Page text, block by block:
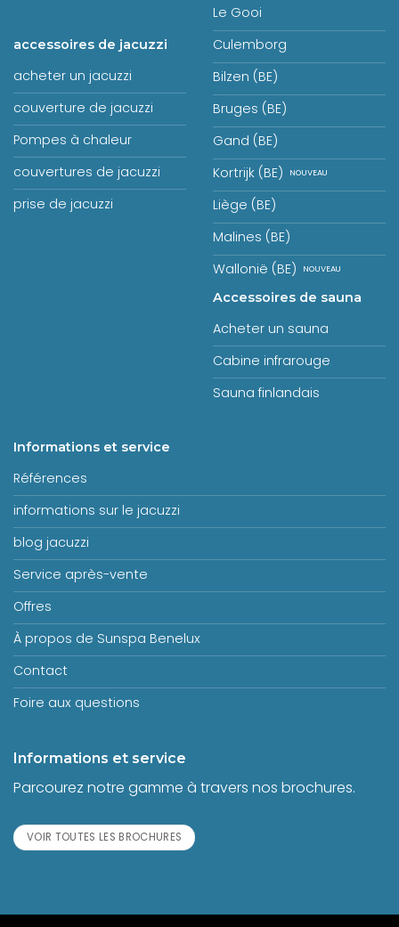
accessoires de jacuzzi
acheter un jacuzzi
couverture de jacuzzi
Pompes à chaleur
couvertures de jacuzzi
prise de jacuzzi
Le Gooi
Culemborg
Bilzen (BE)
Bruges (BE)
Gand (BE)
Kortrijk (BE)
Liège (BE)
Malines (BE)
Wallonië (BE)
Accessoires de sauna
Acheter un sauna
Cabine infrarouge
Sauna finlandais
Informations et service
Références
informations sur le jacuzzi
blog jacuzzi
Service après-vente
Offres
À propos de Sunspa Benelux
Contact
Foire aux questions
Informations et service
Parcourez notre gamme à travers nos brochures.
VOIR TOUTES LES BROCHURES